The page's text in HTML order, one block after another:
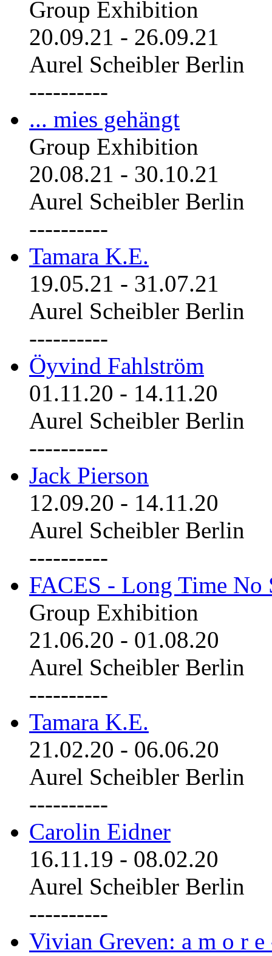
Group Exhibition
20.09.21 - 26.09.21
Aurel Scheibler Berlin
----------
... mies gehängt
Group Exhibition
20.08.21 - 30.10.21
Aurel Scheibler Berlin
----------
Tamara K.E.
19.05.21 - 31.07.21
Aurel Scheibler Berlin
----------
Öyvind Fahlström
01.11.20 - 14.11.20
Aurel Scheibler Berlin
----------
Jack Pierson
12.09.20 - 14.11.20
Aurel Scheibler Berlin
----------
FACES - Long Time No
Group Exhibition
21.06.20 - 01.08.20
Aurel Scheibler Berlin
----------
Tamara K.E.
21.02.20 - 06.06.20
Aurel Scheibler Berlin
----------
Carolin Eidner
16.11.19 - 08.02.20
Aurel Scheibler Berlin
----------
Vivian Greven: a m o r